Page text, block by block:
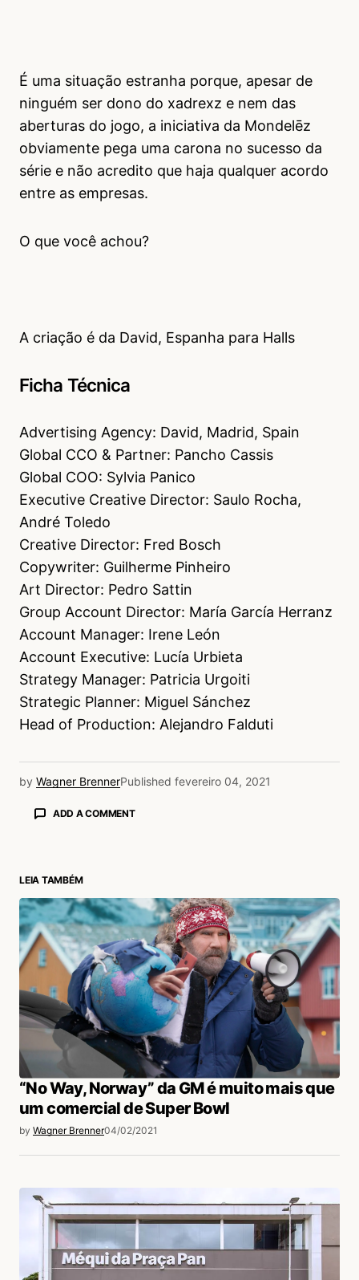
É uma situação estranha porque, apesar de
ninguém ser dono do xadrexz e nem das
aberturas do jogo, a iniciativa da Mondelēz
obviamente pega uma carona no sucesso da
série e não acredito que haja qualquer acordo
entre as empresas.
O que você achou?
A criação é da David, Espanha para Halls
Ficha Técnica
Advertising Agency: David, Madrid, Spain
Global CCO & Partner: Pancho Cassis
Global COO: Sylvia Panico
Executive Creative Director: Saulo Rocha,
André Toledo
Creative Director: Fred Bosch
Copywriter: Guilherme Pinheiro
Art Director: Pedro Sattin
Group Account Director: María García Herranz
Account Manager: Irene León
Account Executive: Lucía Urbieta
Strategy Manager: Patricia Urgoiti
Strategic Planner: Miguel Sánchez
Head of Production: Alejandro Falduti
by Wagner BrennerPublished fevereiro 04, 2021
ADD A COMMENT
LEIA TAMBÉM
“No Way, Norway” da GM é muito mais que
um comercial de Super Bowl
by Wagner Brenner04/02/2021